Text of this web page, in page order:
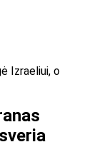
Izraeliui, o